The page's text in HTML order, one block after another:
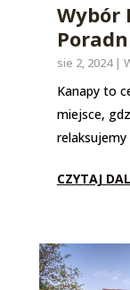
Wybór
sie 2, 2024|
Kanapy to
miejsce,
relaksujemy
CZYTAJ